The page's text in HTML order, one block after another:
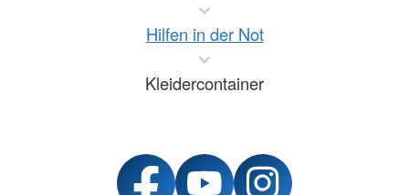
Hilfen in der Not
Kleidercontainer